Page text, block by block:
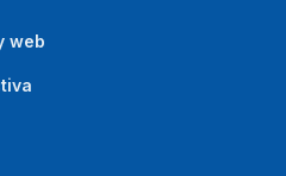
web